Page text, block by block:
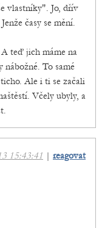
vlastníky". Jo, dřív
časy se mění.
teď jich máme na
nábožné. To samé
Ale i ti se začali
Včely ubyly, a
15:43:41 | reagovat